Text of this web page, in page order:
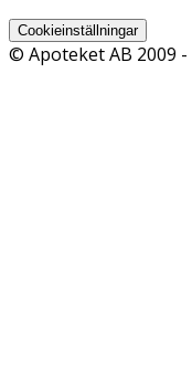
Cookieinställningar
© Apoteket AB 2009 -